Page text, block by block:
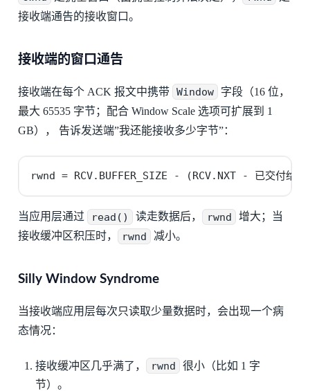
接收端通告的接收窗口。
接收端的窗口通告
接收端在每个 ACK 报文中携带 Window
字段（16 位，
最大 65535 字节；配合 Window Scale 选项可扩展到 1
GB）， 告诉发送端”我还能接收多少字节”：
rwnd = RCV.BUFFER_SIZE - (RCV.NXT - 已交付给应
当应用层通过 read() 读走数据后， rwnd
增大；当
接收缓冲区积压时，
rwnd 减小。
Silly Window Syndrome
当接收端应用层每次只读取少量数据时，会出现一个病
态情况：
接收缓冲区几乎满了， rwnd
很小（比如 1 字
节）。